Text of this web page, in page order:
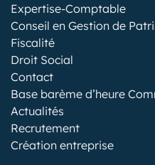
Expertise-Comptable
Conseil en Gestion de
Fiscalité
Droit Social
Contact
Base barème d’heure
Actualités
Recrutement
Création entreprise